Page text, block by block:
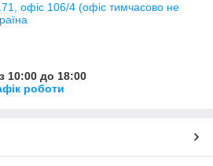
офіс 106/4 (офіс тимчасово не
10:00 до 18:00
роботи